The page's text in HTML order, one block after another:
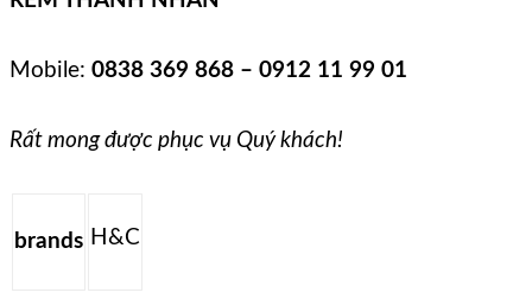
Mobile: 0838 369 868 – 0912 11 99 01
Rất mong được phục vụ Quý khách!
brands H&C